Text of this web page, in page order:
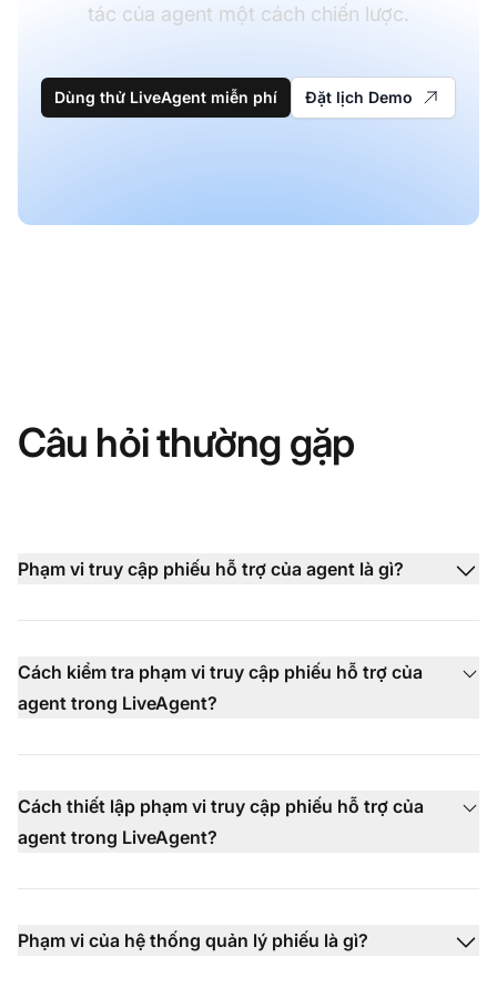
tác của agent một cách chiến lược.
Dùng thử LiveAgent miễn phí Đặt lịch Demo
Câu hỏi thường gặp
Phạm vi truy cập phiếu hỗ trợ của agent là gì?
Cách kiểm tra phạm vi truy cập phiếu hỗ trợ của
agent trong LiveAgent?
Cách thiết lập phạm vi truy cập phiếu hỗ trợ của
agent trong LiveAgent?
Phạm vi của hệ thống quản lý phiếu là gì?